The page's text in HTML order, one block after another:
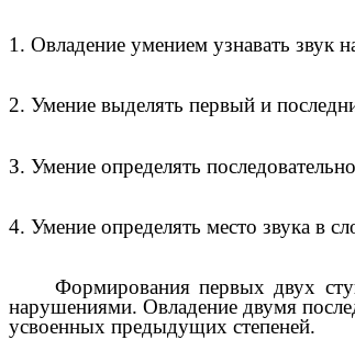
1. Овладение умением узнавать звук
2. Умение выделять первый и
З. Умение определять
4. Умение определять место звука в
Формирования первых двух
нарушениями. Овладение двумя
усвоенных предыдущих степеней.